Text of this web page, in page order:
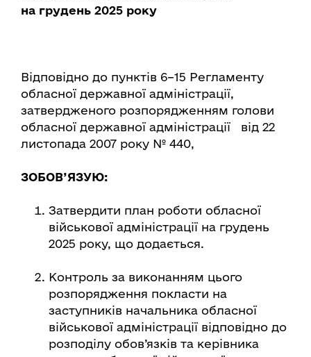
на грудень 2025 року
Відповідно до пунктів 6–15 Регламенту
обласної державної адміністрації,
затвердженого розпорядженням голови
обласної державної адміністрації від 22
листопада 2007 року № 440,
ЗОБОВ’ЯЗУЮ:
Затвердити план роботи обласної
військової адміністрації на грудень
2025 року, що додається.
Контроль за виконанням цього
розпорядження покласти на
заступників начальника обласної
військової адміністрації відповідно до
розподілу обов’язків та керівника